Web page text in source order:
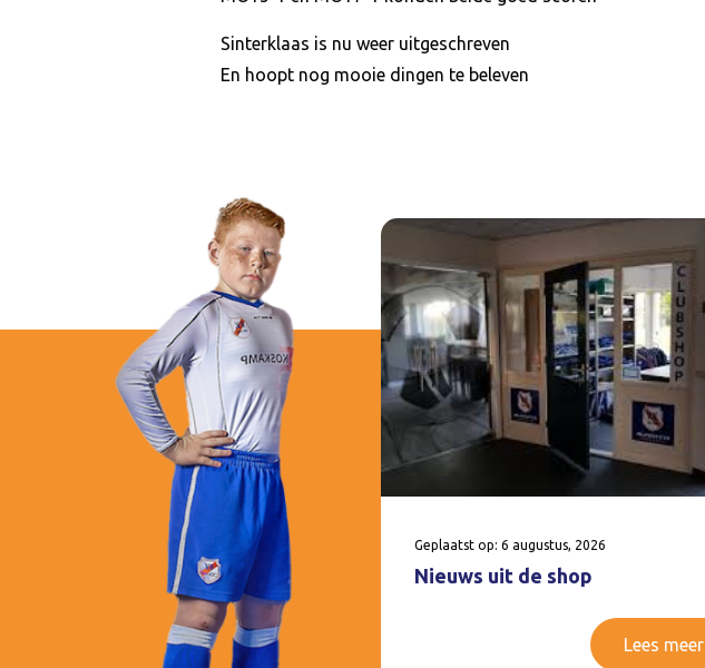
Sinterklaas is nu weer uitgeschreven
En hoopt nog mooie dingen te beleven
Geplaatst op: 6 augustus, 2026
Nieuws uit de shop
Lees meer